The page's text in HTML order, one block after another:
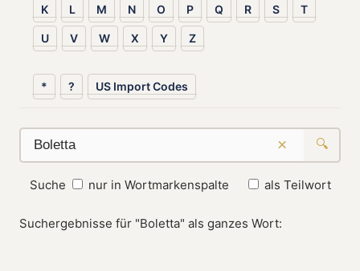
K L M N O P Q R S T
U V W X Y Z
* ? US Import Codes
× 🔍
Suche nur in Wortmarkenspalte als Teilwort
Suchergebnisse für "Boletta" als ganzes Wort: